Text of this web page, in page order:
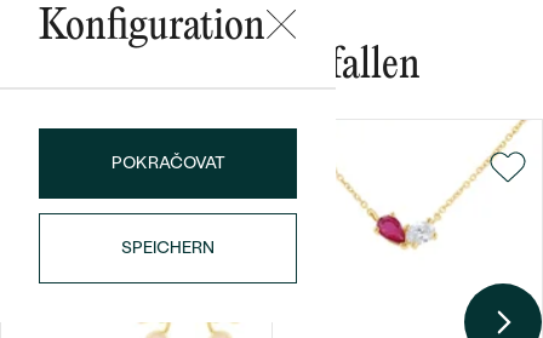
Bestseller
Konfiguration
POKRAČOVAT
SPEICHERN
Das könnte Ihnen gefallen